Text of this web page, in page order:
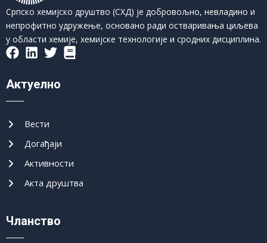
Српско хемијско друштво (СХД) је добровољно, невладино и
непрофитно удружење, основано ради остваривања циљева
у области хемије, хемијске технологије и сродних дисциплина.
Актуелно
Вести
Догађаји
Активности
Акта друштва
Чланство